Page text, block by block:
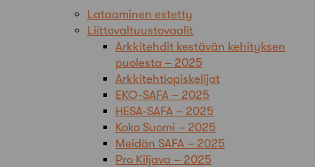
Lataaminen estetty
Liittovaltuustovaalit
Arkkitehdit kestävän kehityksen
puolesta – 2025
Arkkitehtiopiskelijat
EKO-SAFA – 2025
HESA-SAFA – 2025
Koko Suomi – 2025
Meidän SAFA – 2025
Pro Kiljava – 2025